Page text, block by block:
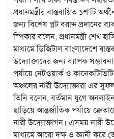
প্রধানমন্ত্রীর বাস্তবায়িত ১শ’টি
জন্য বিশেষ প্লট বরাদ্দ প্রদানের
স্পিকার বলেন, প্রধানমন্ত্রী শেখ
মাধ্যমে ডিজিটাল বাংলাদেশে
উদ্যোক্তাদের জন্য ব্যাপক
পর্যায়ে নেটওয়ার্ক ও
অঞ্চলের নারী উদ্যোক্তারা এর
তিনি বলেন, বর্তমান যুগে
ছাড়িয়ে আন্তর্জাতিক পর্যায়ে
নারী উদ্যোক্তাগন। এসময় নারী
মাধ্যমে আরো দক্ষ ও জ্ঞানী